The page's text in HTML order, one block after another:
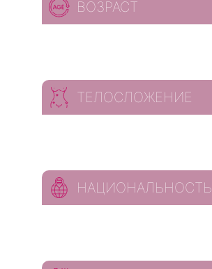
ВОЗРАСТ
ТЕЛОСЛОЖЕНИЕ
НАЦИОНАЛЬНОСТЬ